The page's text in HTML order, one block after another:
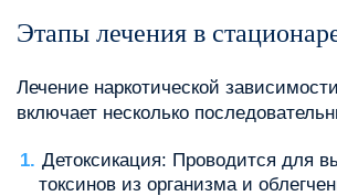
Этапы лечения в
Лечение наркотической
включает несколько
Детоксикация: Проводится для
токсинов из организма и